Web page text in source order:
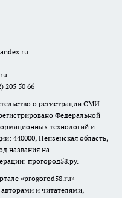
205 50 66
о регистрации СМИ:
Федеральной
технологий и
440000, Пензенская область,
названия на
прогород58.ру.
«progorod58.ru»
и читателями,